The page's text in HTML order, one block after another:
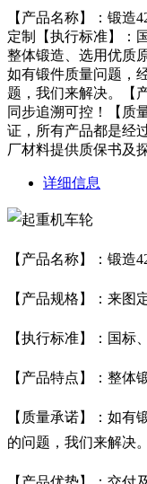
【产品名称】：锻造
定制【执行标准】：
整体锻造、选用优质
如有锻件质量问题，
题，我们来解决。【
同步追溯可控！【质
证，所有产品都是经
厂材料提供质保书及
详细信息
【产品名称】：锻造
【产品规格】：来图
【执行标准】：国标
【产品特点】：整体
【质量承诺】：如有
的问题，我们来解决。